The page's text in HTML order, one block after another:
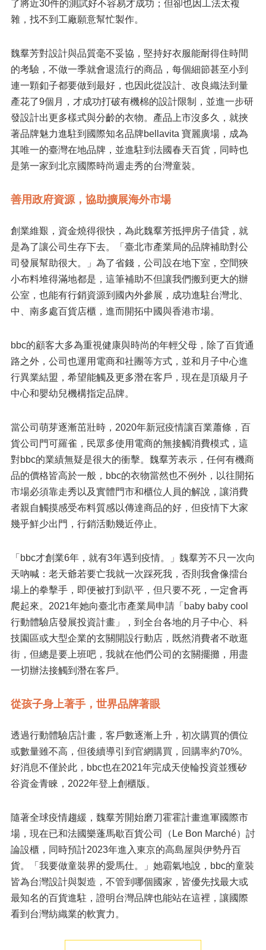
了將近30件的測試好不容易才成功；但卻也因工法太複
雜，找不到工廠願意幫忙製作。
魏羣芳對設計與品質毫不妥協，堅持好衣服能耐得住時間
的考驗，不做一季就會退流行的商品，每個細節甚至小到
連一顆釦子都要做到最好，也因此從設計、改良織法到量
產花了9個月，才成功打破有機棉的設計限制，並進一步研
發設計出更多樣式與分齡的衣物。產品上市沒多久，就挾
著品牌魅力進駐到國際知名品牌bellavita 寶麗廣場，成為
其唯一的臺灣在地品牌，並進駐到法國春天百貨，同時也
是第一家到北京國際時尚週走秀的台灣童裝。
善用政府資源，協助擴展海外市場
創業維艱，資金燒得很快，為此魏羣芳抵押房子借貸，就
是為了讓公司生存下去。「臺北市產業局的品牌補助對公
司發展幫助很大。」為了省錢，公司設在地下室，空間狹
小布料堆得滿地都是，這筆補助不但讓我們搬到更大的辦
公室，也能有行銷資源到國內外參展，成功進駐台灣北、
中、南多處百貨店櫃，進而開拓中國與香港市場。
bbc的顧客大多為重視健康與時尚的年輕父母，除了百貨通
路之外，公司也運用電商和社團等方式，並和月子中心進
行異業結盟，希望能觸及更多潛在客戶，現在是頂級月子
中心和嬰幼兒機構指定品牌。
當公司萌芽逐漸茁壯時，2020年新冠疫情讓百業蕭條，百
貨公司門可羅雀，民眾多使用電商的無接觸消費模式，這
對bbc的業績無疑是很大的衝擊。魏羣芳表示，任何有機商
品的價格皆高於一般，bbc的衣物當然也不例外，以往開拓
市場必須靠走秀以及實體門市和櫃位人員的解說，讓消費
者親自觸摸感受布料質感以傳達商品的好，但疫情下大家
幾乎鮮少出門，行銷活動幾近停止。
「bbc才創業6年，就有3年遇到疫情。」魏羣芳不只一次向
天吶喊：老天爺若要亡我就一次踩死我，否則我會像擂台
場上的拳擊手，即便被打到趴平，但只要不死，一定會再
爬起來。2021年她向臺北市產業局申請「baby baby cool
行動體驗店發展投資計畫」，到全台各地的月子中心、科
技園區或大型企業的玄關開設行動店，既然消費者不敢逛
街，但總是要上班吧，我就在他們公司的玄關擺攤，用盡
一切辦法接觸到潛在客戶。
從孩子身上著手，世界品牌著眼
透過行動體驗店計畫，客戶數逐漸上升，初次購買的價位
或數量雖不高，但後續導引到官網購買，回購率約70%。
好消息不僅於此，bbc也在2021年完成天使輪投資並獲矽
谷資金青睞，2022年登上創櫃版。
隨著全球疫情趨緩，魏羣芳開始磨刀霍霍計畫進軍國際市
場，現在已和法國樂蓬馬歇百貨公司（Le Bon Marché）討
論設櫃，同時預計2023年進入東京的高島屋與伊勢丹百
貨。「我要做童裝界的愛馬仕。」她霸氣地說，bbc的童裝
皆為台灣設計與製造，不管到哪個國家，皆優先找最大或
最知名的百貨進駐，證明台灣品牌也能站在這裡，讓國際
看到台灣紡織業的軟實力。